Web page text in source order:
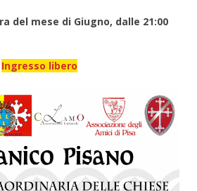
del mese di Giugno, dalle 21:00
Ingresso libero